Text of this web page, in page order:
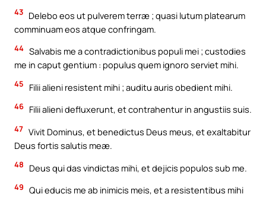
43 Delebo eos ut pulverem terræ ; quasi lutum platearum
comminuam eos atque confringam.
44 Salvabis me a contradictionibus populi mei ; custodies
me in caput gentium : populus quem ignoro serviet mihi.
45 Filii alieni resistent mihi ; auditu auris obedient mihi.
46 Filii alieni defluxerunt, et contrahentur in angustiis suis.
47 Vivit Dominus, et benedictus Deus meus, et exaltabitur
Deus fortis salutis meæ.
48 Deus qui das vindictas mihi, et dejicis populos sub me.
49 Qui educis me ab inimicis meis, et a resistentibus mihi